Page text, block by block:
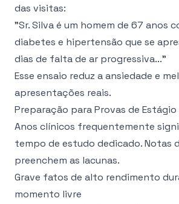
das visitas:
"Sr. Silva é um homem de 67 anos
diabetes e hipertensão que se
dias de falta de ar progressiva..."
Esse ensaio reduz a ansiedade e
apresentações reais.
Preparação para Provas de Estágio
Anos clínicos frequentemente
tempo de estudo dedicado. Notas
preenchem as lacunas.
Grave fatos de alto rendimento
momento livre